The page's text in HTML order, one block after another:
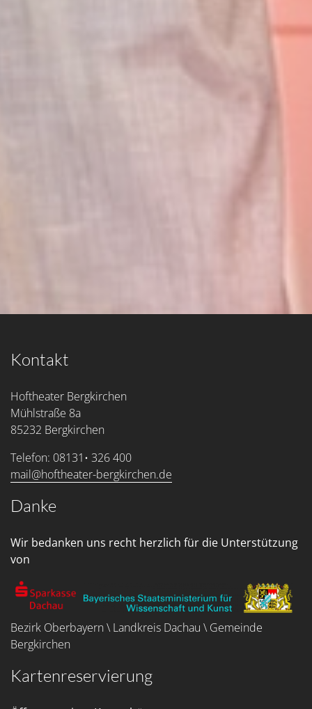
Kontakt
Hoftheater Bergkirchen
Mühlstraße 8a
85232 Bergkirchen
Telefon: 08131• 326 400
mail@hoftheater-bergkirchen.de
Danke
Wir bedanken uns recht herzlich für die Unterstützung
von
Bezirk Oberbayern \ Landkreis Dachau \ Gemeinde
Bergkirchen
Kartenreservierung